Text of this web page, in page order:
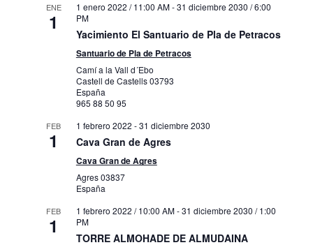
ENE
1
1 enero 2022 / 11:00 AM-31 diciembre 2030 / 6:00
PM
Yacimiento El Santuario de Pla de Petracos
Santuario de Pla de Petracos
Camí a la Vall d´Ebo
Castell de Castells03793
España
965 88 50 95
FEB
1
1 febrero 2022 -31 diciembre 2030
Cava Gran de Agres
Cava Gran de Agres
Agres03837
España
FEB
1
1 febrero 2022 / 10:00 AM-31 diciembre 2030 / 1:00
PM
TORRE ALMOHADE DE ALMUDAINA